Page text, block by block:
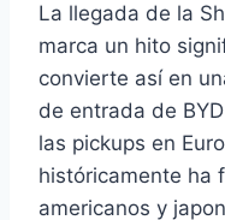
La llegada de la
marca un hito
convierte así en
de entrada de
las pickups en
históricamente ha
americanos y